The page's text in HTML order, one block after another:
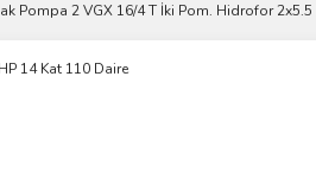
Pompa 2 VGX 16/4 T İki Pom. Hidrofor 2x5.5